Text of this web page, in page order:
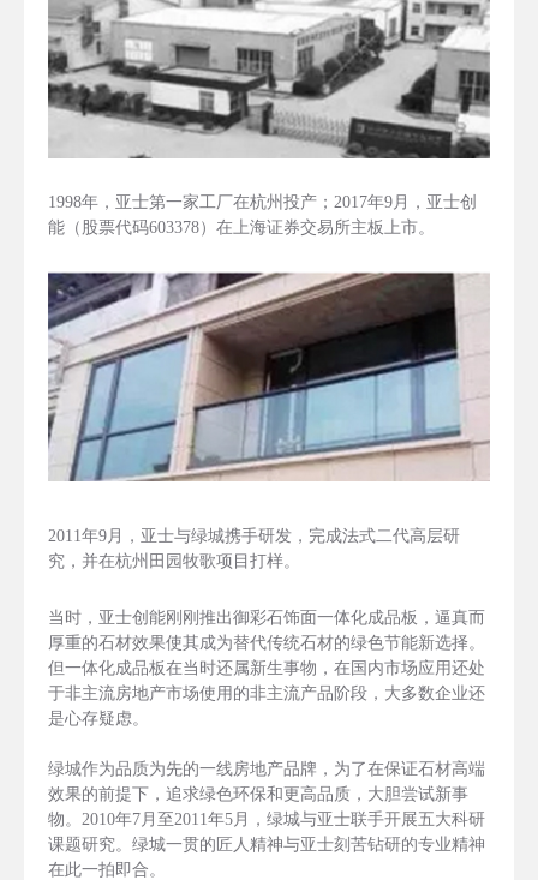
1998年，亚士第一家工厂在杭州投产；2017年9月，亚士创
能（股票代码603378）在上海证券交易所主板上市。
2011年9月，亚士与绿城携手研发，完成法式二代高层研
究，并在杭州田园牧歌项目打样。
当时，亚士创能刚刚推出御彩石饰面一体化成品板，逼真而
厚重的石材效果使其成为替代传统石材的绿色节能新选择。
但一体化成品板在当时还属新生事物，在国内市场应用还处
于非主流房地产市场使用的非主流产品阶段，大多数企业还
是心存疑虑。
绿城作为品质为先的一线房地产品牌，为了在保证石材高端
效果的前提下，追求绿色环保和更高品质，大胆尝试新事
物。2010年7月至2011年5月，绿城与亚士联手开展五大科研
课题研究。绿城一贯的匠人精神与亚士刻苦钻研的专业精神
在此一拍即合。